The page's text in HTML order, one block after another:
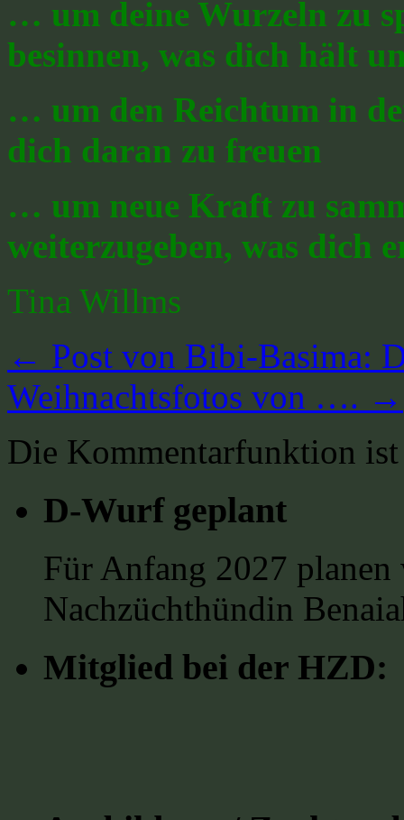
… um deine Wurzeln zu
besinnen, was dich hält
… um den Reichtum in
dich daran zu freuen
… um neue Kraft zu
weiterzugeben, was dich
Tina Willms
← Post von Bibi-Basima:
Weihnachtsfotos von …. →
Die Kommentarfunktion ist
D-Wurf geplant
Für Anfang 2027
Nachzüchthündin
Mitglied bei der HZD: